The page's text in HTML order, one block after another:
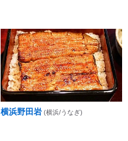
横浜野田岩 (横浜/うなぎ)